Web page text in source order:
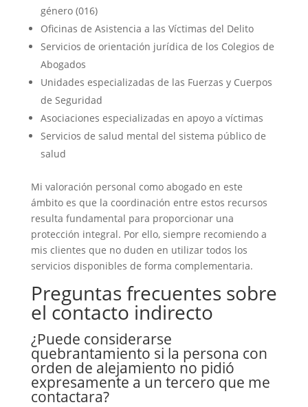
género (016)
Oficinas de Asistencia a las Víctimas del Delito
Servicios de orientación jurídica de los Colegios de
Abogados
Unidades especializadas de las Fuerzas y Cuerpos
de Seguridad
Asociaciones especializadas en apoyo a víctimas
Servicios de salud mental del sistema público de
salud
Mi valoración personal como abogado en este
ámbito es que la coordinación entre estos recursos
resulta fundamental para proporcionar una
protección integral. Por ello, siempre recomiendo a
mis clientes que no duden en utilizar todos los
servicios disponibles de forma complementaria.
Preguntas frecuentes sobre
el contacto indirecto
¿Puede considerarse
quebrantamiento si la persona con
orden de alejamiento no pidió
expresamente a un tercero que me
contactara?